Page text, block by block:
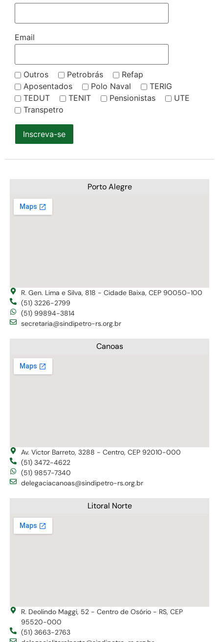
Email
Outros Petrobrás
Refap
Aposentados
Polo Naval
TERIG
TEDUT
TENIT Pensionistas
UTE
Transpetro
Inscreva-se
Porto Alegre
R. Gen. Lima e Silva, 818 - Cidade Baixa, CEP 90050-100
(51) 3226-2799
(51) 99894-3814
secretaria@sindipetro-rs.org.br
Canoas
Av. Victor Barreto, 3288 - Centro, CEP 92010-000
(51) 3472-4622
(51) 9857-7340
delegaciacanoas@sindipetro-rs.org.br
Litoral Norte
R. Deolindo Maggi, 52 - Centro de Osório - RS, CEP
95520-000
(51) 3663-2763